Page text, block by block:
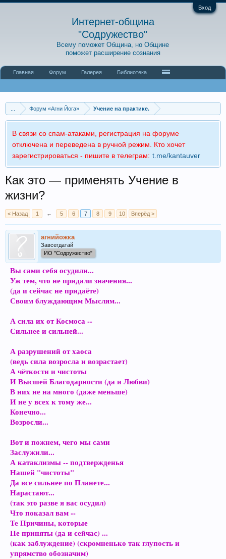
Вход
Интернет-община
"Содружество"
Всему поможет Община, но Общине
поможет расширение сознания
Форум «Агни Йога» Учение на практике.
В связи со спам-атаками, регистрация на форуме
отключена и переведена в ручной режим. Кто хочет
зарегистрироваться - пишите в телеграм: t.me/kantauver
Как это — применять Учение в
жизни?
< Назад 1 ← 5 6 7 8 9 10 Вперёд >
агнийожка
Завсегдатай
ИО "Содружество"
Вы сами себя осудили...
Уж тем, что не придали значения...
(да и сейчас не придаёте)
Своим блуждающим Мыслям...
А сила их от Космоса --
Сильнее и сильней...
А разрушений от хаоса
(ведь сила возросла и возрастает)
А чёткости и чистоты
И Высшей Благодарности (да и Любви)
В них не на много (даже меньше)
И не у всех к тому же...
Конечно...
Возросли...
Вот и пожнем, чего мы сами
Заслужили...
А катаклизмы -- подтвержденья
Нашей "чистоты"
Да все сильнее по Планете...
Нарастают...
(так это разве я вас осудил)
Что показал вам --
Те Причины, которые
Не приняты (да и сейчас) ...
(как заблуждение) (скромненько так глупость и
упрямство обозначим)
Главная Форум Галерея Библиотека